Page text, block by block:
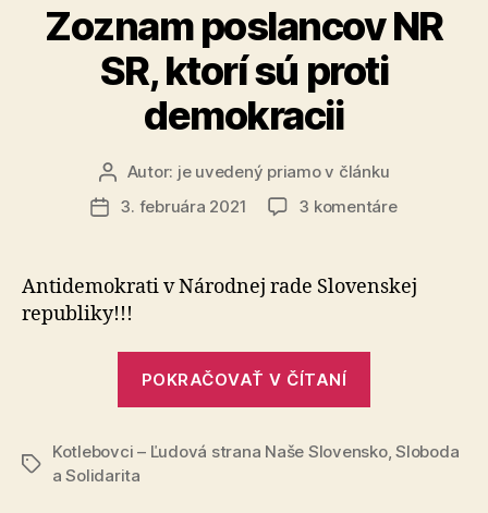
Zoznam poslancov NR
SR, ktorí sú proti
demokracii
Autor
článku
Autor: je uvedený priamo v článku
Dátum
3. februára 2021 3 komentárena
NR
SR,
Antidemokrati v Národnej rade Slovenskej
republiky!!!
POKRAČOVAŤ V ČÍTANÍ
SR,
Značky
Kotlebovci – Ľudová strana Naše Slovensko,Sloboda
a Solidarita